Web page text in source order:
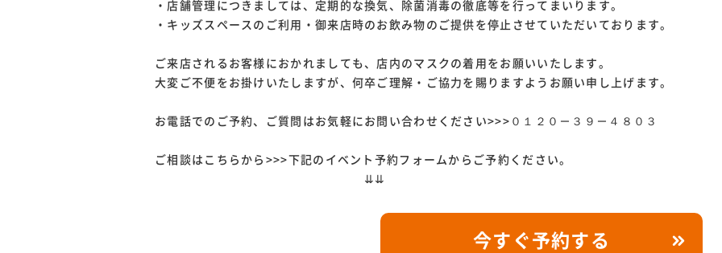
・店舗管理につきましては、定期的な換気、除菌消毒の徹底等を行ってまいります。
・キッズスペースのご利用・御来店時のお飲み物のご提供を停止させていただいております。
ご来店されるお客様におかれましても、店内のマスクの着用をお願いいたします。
大変ご不便をお掛けいたしますが、何卒ご理解・ご協力を賜りますようお願い申し上げます。
お電話でのご予約、ご質問はお気軽にお問い合わせください>>>０１２０－３９－４８０３
ご相談はこちらから>>>下記のイベント予約フォームからご予約ください。
⇊⇊
今すぐ予約する